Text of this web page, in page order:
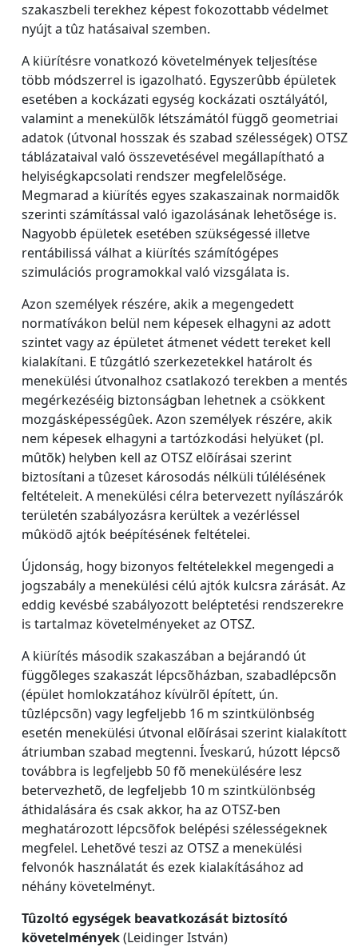
szakaszbeli terekhez képest fokozottabb védelmet
nyújt a tûz hatásaival szemben.
A kiürítésre vonatkozó követelmények teljesítése
több módszerrel is igazolható. Egyszerûbb épületek
esetében a kockázati egység kockázati osztályától,
valamint a menekülõk létszámától függõ geometriai
adatok (útvonal hosszak és szabad szélességek) OTSZ
táblázataival való összevetésével megállapítható a
helyiségkapcsolati rendszer megfelelõsége.
Megmarad a kiürítés egyes szakaszainak normaidõk
szerinti számítással való igazolásának lehetõsége is.
Nagyobb épületek esetében szükségessé illetve
rentábilissá válhat a kiürítés számítógépes
szimulációs programokkal való vizsgálata is.
Azon személyek részére, akik a megengedett
normatívákon belül nem képesek elhagyni az adott
szintet vagy az épületet átmenet védett tereket kell
kialakítani. E tûzgátló szerkezetekkel határolt és
menekülési útvonalhoz csatlakozó terekben a mentés
megérkezéséig biztonságban lehetnek a csökkent
mozgásképességûek. Azon személyek részére, akik
nem képesek elhagyni a tartózkodási helyüket (pl.
mûtõk) helyben kell az OTSZ elõírásai szerint
biztosítani a tûzeset károsodás nélküli túlélésének
feltételeit. A menekülési célra betervezett nyílászárók
területén szabályozásra kerültek a vezérléssel
mûködõ ajtók beépítésének feltételei.
Újdonság, hogy bizonyos feltételekkel megengedi a
jogszabály a menekülési célú ajtók kulcsra zárását. Az
eddig kevésbé szabályozott beléptetési rendszerekre
is tartalmaz követelményeket az OTSZ.
A kiürítés második szakaszában a bejárandó út
függõleges szakaszát lépcsõházban, szabadlépcsõn
(épület homlokzatához kívülrõl épített, ún.
tûzlépcsõn) vagy legfeljebb 16 m szintkülönbség
esetén menekülési útvonal elõírásai szerint kialakított
átriumban szabad megtenni. Íveskarú, húzott lépcsõ
továbbra is legfeljebb 50 fõ menekülésére lesz
betervezhetõ, de legfeljebb 10 m szintkülönbség
áthidalására és csak akkor, ha az OTSZ-ben
meghatározott lépcsõfok belépési szélességeknek
megfelel. Lehetõvé teszi az OTSZ a menekülési
felvonók használatát és ezek kialakításához ad
néhány követelményt.
Tûzoltó egységek beavatkozását biztosító
követelmények(Leidinger István)